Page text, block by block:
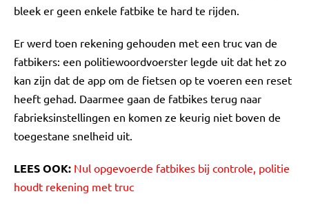
bleek er geen enkele fatbike te hard te rijden.
Er werd toen rekening gehouden met een truc van de
fatbikers: een politiewoordvoerster legde uit dat het zo
kan zijn dat de app om de fietsen op te voeren een reset
heeft gehad. Daarmee gaan de fatbikes terug naar
fabrieksinstellingen en komen ze keurig niet boven de
toegestane snelheid uit.
LEES OOK: Nul opgevoerde fatbikes bij controle, politie
houdt rekening met truc